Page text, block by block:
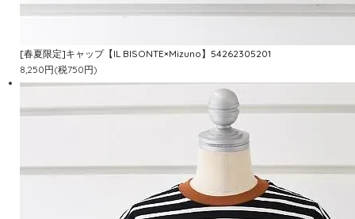
[春夏限定]キャップ【IL BISONTE×Mizuno】54262305201
8,250円(税750円)